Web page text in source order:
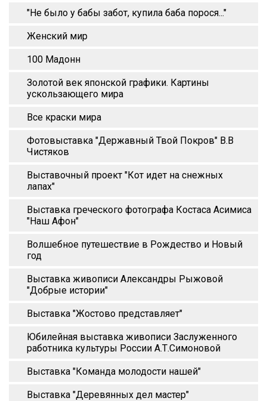
"Не было у бабы забот, купила баба порося..."
Женский мир
100 Мадонн
Золотой век японской графики. Картины
ускользающего мира
Все краски мира
Фотовыставка "Державный Твой Покров" В.В
Чистяков
Выставочный проект "Кот идет на снежных
лапах"
Выставка греческого фотографа Костаса Асимиса
"Наш Афон"
Волшебное путешествие в Рождество и Новый
год
Выставка живописи Александры Рыжовой
"Добрые истории"
Выставка "Жостово представляет"
Юбилейная выставка живописи Заслуженного
работника культуры России А.Т.Симоновой
Выставка "Команда молодости нашей"
Выставка "Деревянных дел мастер"